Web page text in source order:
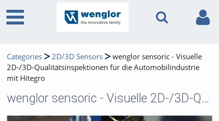
Categories 2D/3D Sensors
wenglor sensoric - Visuelle
2D-/3D-Qualitätsinspektionen für die Automobilindustrie
mit Hitegro
wenglor sensoric - Visuelle 2D-/3D-Qualitätsinspektionen für die Automobilindustrie mit Hitegro